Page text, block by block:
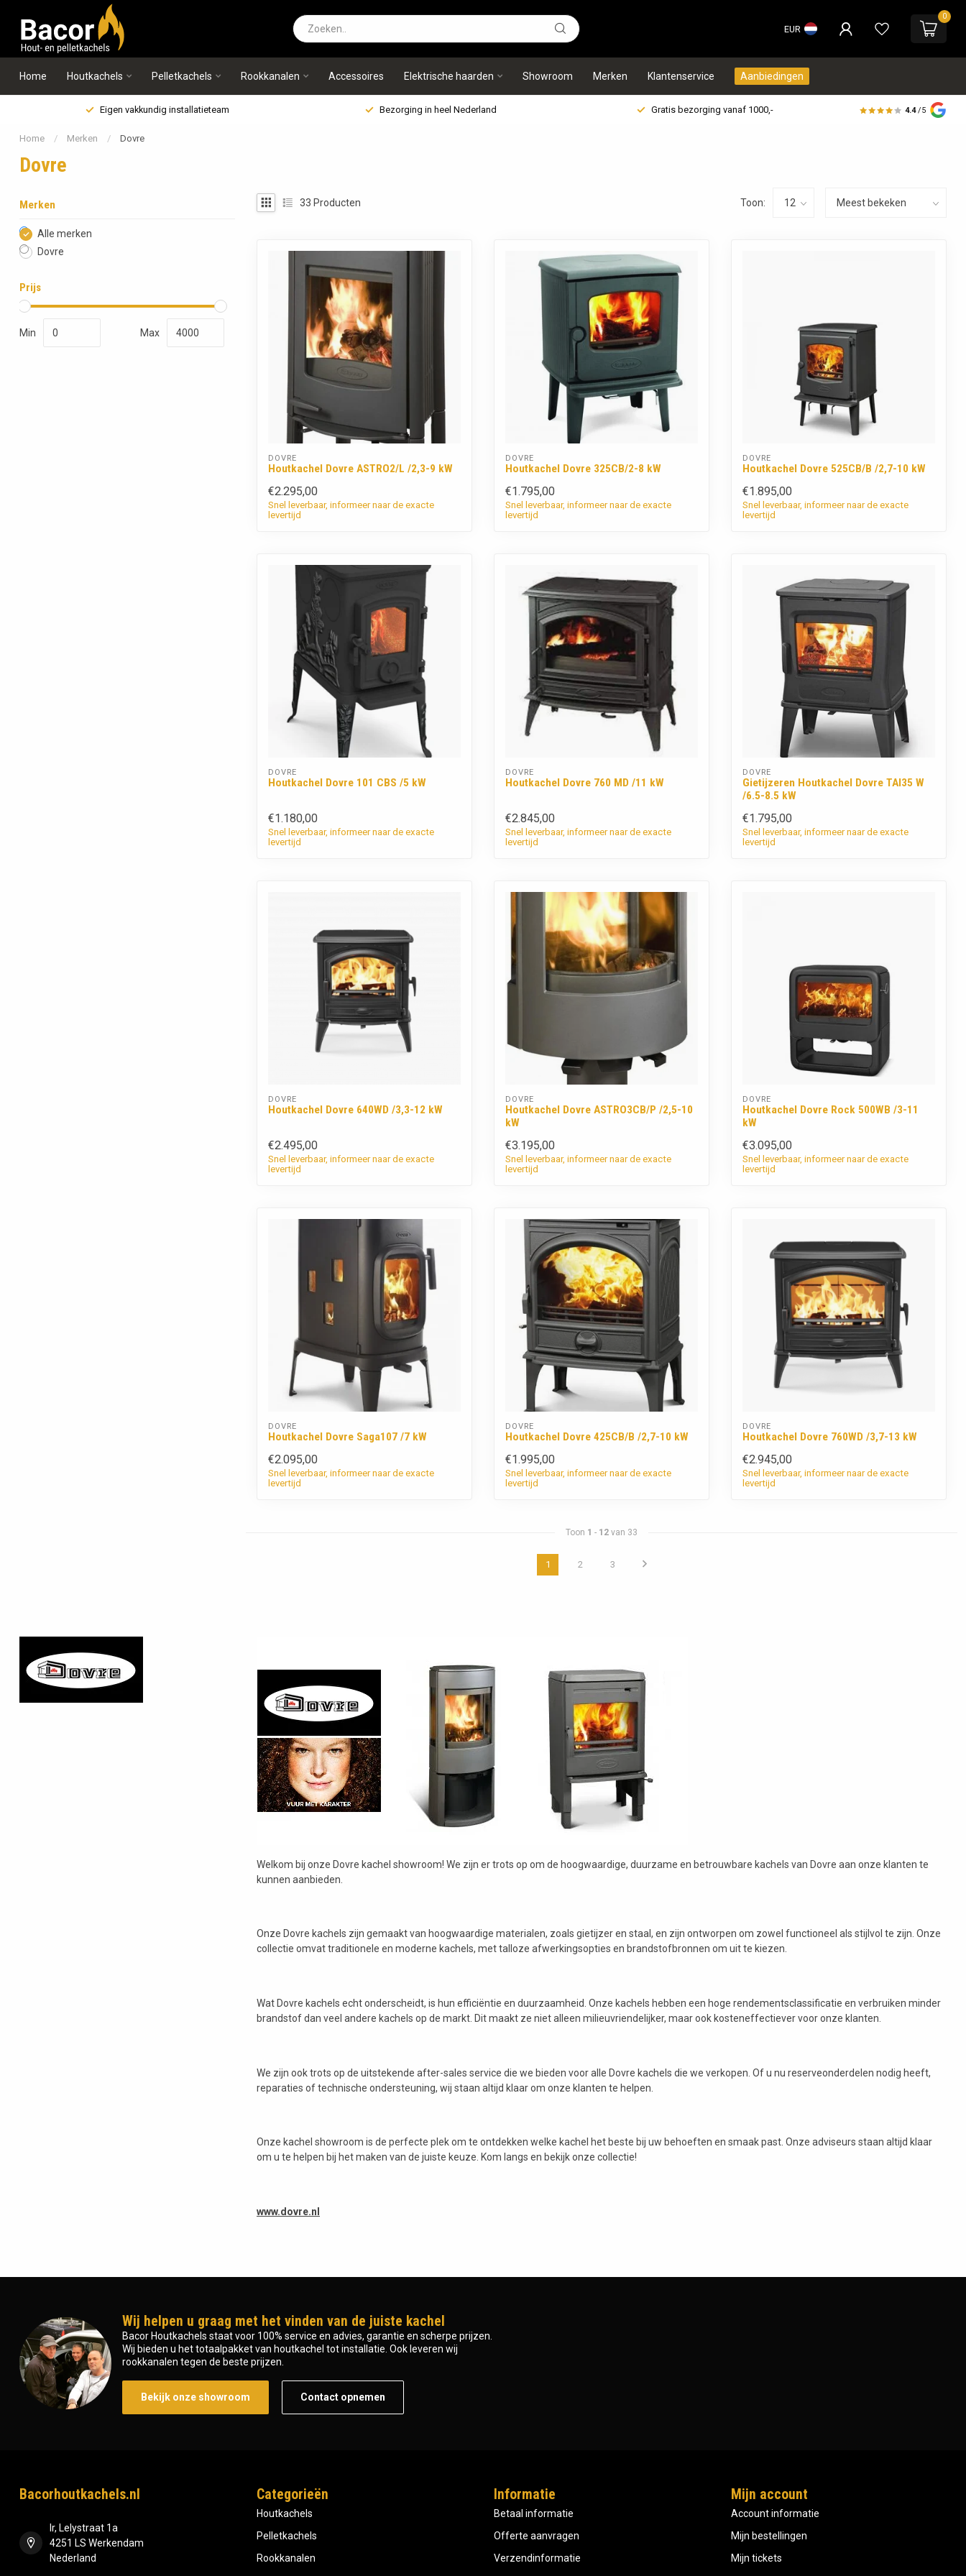
EUR
0
Home Houtkachels Pelletkachels Rookkanalen Accessoires Elektrische haarden Showroom Merken Klantenservice Aanbiedingen
Eigen vakkundig installatieteam Bezorging in heel Nederland Gratis bezorging vanaf 1000,- 4.4 /5
Home / Merken / Dovre
Dovre
Merken
Alle merken
Dovre
Prijs
Min Max
33 Producten Toon:
DOVRE
Houtkachel Dovre ASTRO2/L /2,3-9 kW
€2.295,00
Snel leverbaar, informeer naar de exacte
levertijd
DOVRE
Houtkachel Dovre 325CB/2-8 kW
€1.795,00
Snel leverbaar, informeer naar de exacte
levertijd
DOVRE
Houtkachel Dovre 525CB/B /2,7-10 kW
€1.895,00
Snel leverbaar, informeer naar de exacte
levertijd
DOVRE
Houtkachel Dovre 101 CBS /5 kW
€1.180,00
Snel leverbaar, informeer naar de exacte
levertijd
DOVRE
Houtkachel Dovre 760 MD /11 kW
€2.845,00
Snel leverbaar, informeer naar de exacte
levertijd
DOVRE
Gietijzeren Houtkachel Dovre TAI35 W
/6.5-8.5 kW
€1.795,00
Snel leverbaar, informeer naar de exacte
levertijd
DOVRE
Houtkachel Dovre 640WD /3,3-12 kW
€2.495,00
Snel leverbaar, informeer naar de exacte
levertijd
DOVRE
Houtkachel Dovre ASTRO3CB/P /2,5-10
kW
€3.195,00
Snel leverbaar, informeer naar de exacte
levertijd
DOVRE
Houtkachel Dovre Rock 500WB /3-11
kW
€3.095,00
Snel leverbaar, informeer naar de exacte
levertijd
DOVRE
Houtkachel Dovre Saga107 /7 kW
€2.095,00
Snel leverbaar, informeer naar de exacte
levertijd
DOVRE
Houtkachel Dovre 425CB/B /2,7-10 kW
€1.995,00
Snel leverbaar, informeer naar de exacte
levertijd
DOVRE
Houtkachel Dovre 760WD /3,7-13 kW
€2.945,00
Snel leverbaar, informeer naar de exacte
levertijd
Toon 1 - 12 van 33
1 2 3
Welkom bij onze Dovre kachel showroom! We zijn er trots op om de hoogwaardige, duurzame en betrouwbare kachels van Dovre aan onze klanten te
kunnen aanbieden.
Onze Dovre kachels zijn gemaakt van hoogwaardige materialen, zoals gietijzer en staal, en zijn ontworpen om zowel functioneel als stijlvol te zijn. Onze
collectie omvat traditionele en moderne kachels, met talloze afwerkingsopties en brandstofbronnen om uit te kiezen.
Wat Dovre kachels echt onderscheidt, is hun efficiëntie en duurzaamheid. Onze kachels hebben een hoge rendementsclassificatie en verbruiken minder
brandstof dan veel andere kachels op de markt. Dit maakt ze niet alleen milieuvriendelijker, maar ook kosteneffectiever voor onze klanten.
We zijn ook trots op de uitstekende after-sales service die we bieden voor alle Dovre kachels die we verkopen. Of u nu reserveonderdelen nodig heeft,
reparaties of technische ondersteuning, wij staan altijd klaar om onze klanten te helpen.
Onze kachel showroom is de perfecte plek om te ontdekken welke kachel het beste bij uw behoeften en smaak past. Onze adviseurs staan altijd klaar
om u te helpen bij het maken van de juiste keuze. Kom langs en bekijk onze collectie!
www.dovre.nl
Wij helpen u graag met het vinden van de juiste kachel
Bacor Houtkachels staat voor 100% service en advies, garantie en scherpe prijzen.
Wij bieden u het totaalpakket van houtkachel tot installatie. Ook leveren wij
rookkanalen tegen de beste prijzen.
Bekijk onze showroom Contact opnemen
Bacorhoutkachels.nl
Ir, Lelystraat 1a
4251 LS Werkendam
Nederland
Categorieën
Houtkachels
Pelletkachels
Rookkanalen
Informatie
Betaal informatie
Offerte aanvragen
Verzendinformatie
Mijn account
Account informatie
Mijn bestellingen
Mijn tickets